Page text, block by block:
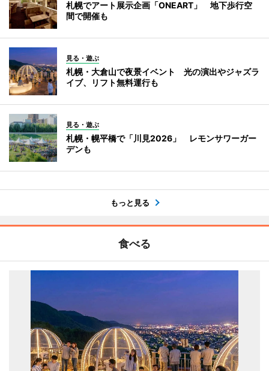
札幌でアート展示企画「ONEART」 地下歩行空
間で開催も
見る・遊ぶ
札幌・大倉山で夜景イベント 光の演出やジャズラ
イブ、リフト無料運行も
見る・遊ぶ
札幌・幌平橋で「川見2026」 レモンサワーガー
デンも
もっと見る
食べる